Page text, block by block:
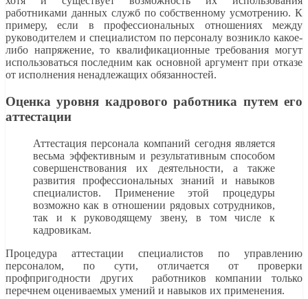
работниками данных служб по собственному усмотрению. К
примеру, если в профессиональных отношениях между
руководителем и специалистом по персоналу возникло какое-
либо напряжение, то квалификационные требования могут
использоваться последним как основной аргумент при отказе
от исполнения ненадлежащих обязанностей.
Оценка уровня кадрового работника путем его
аттестации
Аттестация персонала компаний сегодня является
весьма эффективным и результативным способом
совершенствования их деятельности, а также
развития профессиональных знаний и навыков
специалистов. Применение этой процедуры
возможно как в отношении рядовых сотрудников,
так и к руководящему звену, в том числе к
кадровикам.
Процедура аттестации специалистов по управлению
персоналом, по сути, отличается от проверки
профпригодности других работников компании только
перечнем оцениваемых умений и навыков их применения.